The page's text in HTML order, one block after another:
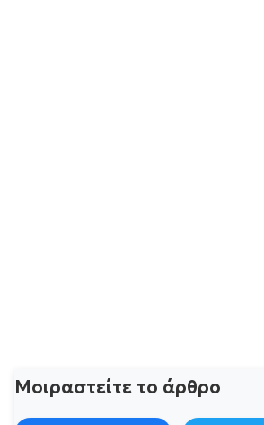
Μοιραστείτε το άρθρο